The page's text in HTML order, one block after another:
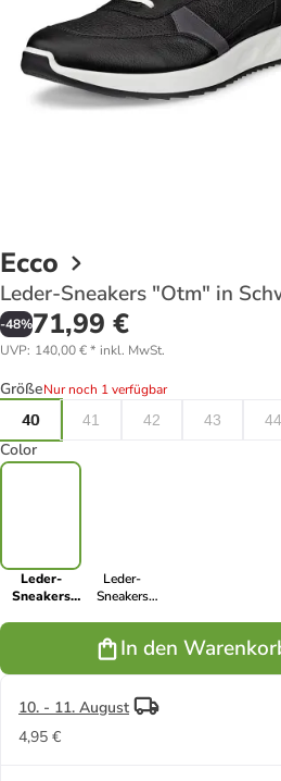
Ecco
Leder-Sneakers "Otm" in
-48%71,99 €
UVP: 140,00 €* inkl. MwSt.
GrößeNur noch 1 verfügbar
40
41 42 43 44
Color
Leder-
Sneakers
Leder-
Sneakers
GrauIn den
10. - 11. August
4,95 €